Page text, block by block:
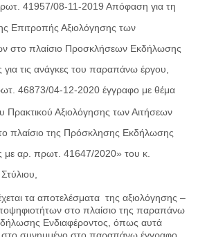
41957/08-11-2019 Απόφαση για τη
Επιτροπής Αξιολόγησης των
στο πλαίσιο Προσκλήσεων Εκδήλωσης
για τις ανάγκες του παραπάνω έργου,
46873/04-12-2020 έγγραφο με θέμα
Πρακτικού Αξιολόγησης των Αιτήσεων
πλαίσιο της Πρόσκλησης Εκδήλωσης
με αρ. πρωτ. 41647/2020» του κ.
τα αποτελέσματα της αξιολόγησης –
στο πλαίσιο της παραπάνω
Ενδιαφέροντος, όπως αυτά
στο συνημμένο στο παραπάνω έγγραφο